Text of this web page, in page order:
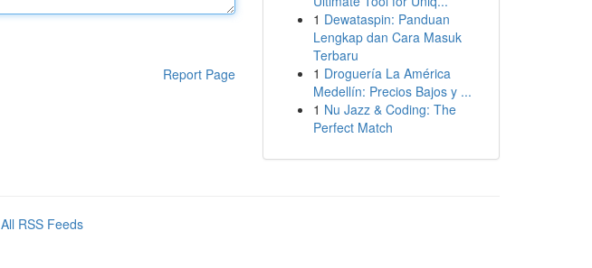
Report Page
1 Dewataspin: Panduan
Lengkap dan Cara Masuk
Terbaru
1 Droguería La América
Medellín: Precios Bajos y ...
1 Nu Jazz & Coding: The
Perfect Match
All RSS Feeds